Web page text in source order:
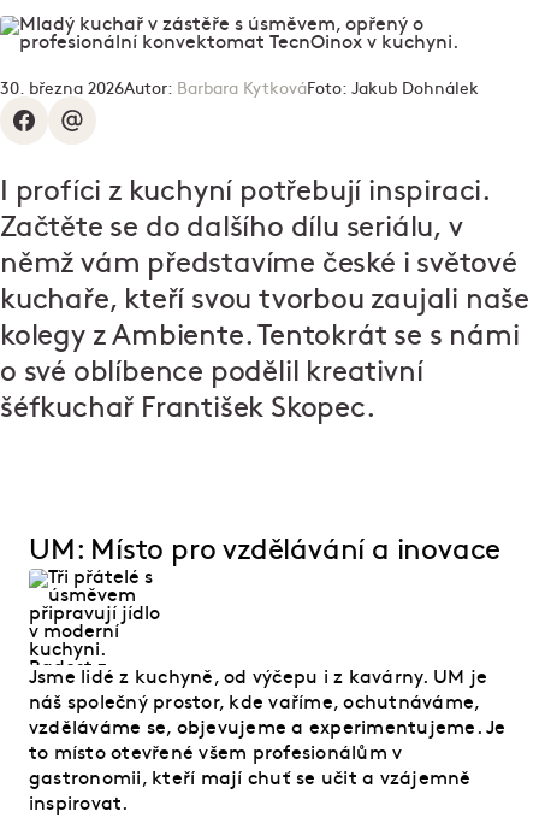
30. března 2026Autor: Barbara KytkováFoto: Jakub Dohnálek
I profíci z kuchyní potřebují inspiraci.
Začtěte se do dalšího dílu seriálu, v
němž vám představíme české i světové
kuchaře, kteří svou tvorbou zaujali naše
kolegy z Ambiente. Tentokrát se s námi
o své oblíbence podělil kreativní
šéfkuchař František Skopec.
UM: Místo pro vzdělávání a inovace
Jsme lidé z kuchyně, od výčepu i z kavárny. UM je
náš společný prostor, kde vaříme, ochutnáváme,
vzděláváme se, objevujeme a experimentujeme. Je
to místo otevřené všem profesionálům v
gastronomii, kteří mají chuť se učit a vzájemně
inspirovat.